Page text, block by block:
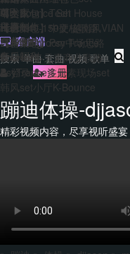
中文Bounce Set
Hard140-150硬核歌路
EDM&Bigroom中场思路
Bounce多元素商业歌路
PsyTrance多元素现场set
韩风set小厅K-Bounce
【合集包】Tech House
【合集包】中文/越南风VIAN
【合集包】Psy Trance
艺术家
VIP
主题包
免费套曲
每日福利
AI
干声制作
套曲制作
音乐制作
转换
客户端
登录 注册
蹦迪体操-
精彩视频内容，尽享视听盛宴